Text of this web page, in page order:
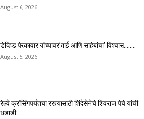
August 6, 2026
डेव्हिड पेरकावार यांच्यावर’ताई आणि साहेबांचा’ विश्वास……..
August 5, 2026
रेल्वे क्रॉसिंगपर्यंतचा रस्त्यासाठी शिंदेसेनेचे शिवराज पेचे यांची
धडाडी…..